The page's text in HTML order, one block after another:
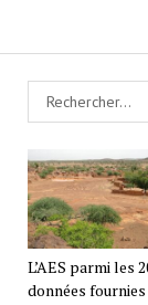
L’AES parmi les
données